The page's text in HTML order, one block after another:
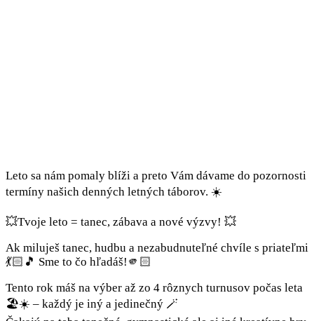
Leto sa nám pomaly blíži a preto Vám dávame do pozornosti
termíny našich denných letných táborov. ☀️
💥Tvoje leto = tanec, zábava a nové výzvy! 💥
Ak miluješ tanec, hudbu a nezabudnuteľné chvíle s priateľmi
💃🏻🎵 Sme to čo hľadáš!🫵🏻
Tento rok máš na výber až zo 4 rôznych turnusov počas leta
🏖☀ – každý je iný a jedinečný 🪄